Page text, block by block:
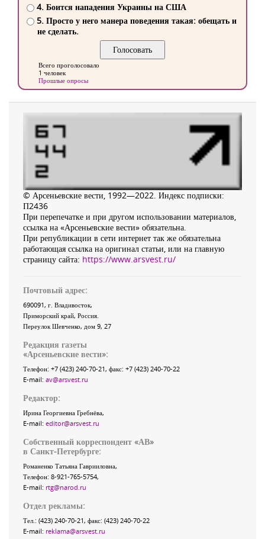
4. Боится нападения Украины на США
5. Просто у него манера поведения такая: обещать и
не сделать.
Всего проголосовало
1 человек
Прошлые опросы
© Арсеньевские вести, 1992—2022. Индекс подписки:
П2436
При перепечатке и при другом использовании материалов,
ссылка на «Арсеньевские вести» обязательна.
При републикации в сети интернет так же обязательна
работающая ссылка на оригинал статьи, или на главную
страницу сайта: https://www.arsvest.ru/
Почтовый адрес:
690091, г. Владивосток,
Приморский край, Россия
Переулок Шевченко, дом 9, 27
Редакция газеты
«Арсеньевские вести»:
Телефон: +7 (423) 240-70-21, факс: +7 (423) 240-70-22
E-mail: av@arsvest.ru
Редактор:
Ирина Георгиевна Гребнёва,
E-mail: editor@arsvest.ru
Собственный корреспондент «АВ»
в Санкт-Петербурге:
Романенко Татьяна Гаврииловна,
Телефон: 8-921-765-5754,
E-mail: rtg@narod.ru
Отдел рекламы:
Тел.: (423) 240-70-21, факс: (423) 240-70-22
E-mail: reklama@arsvest.ru